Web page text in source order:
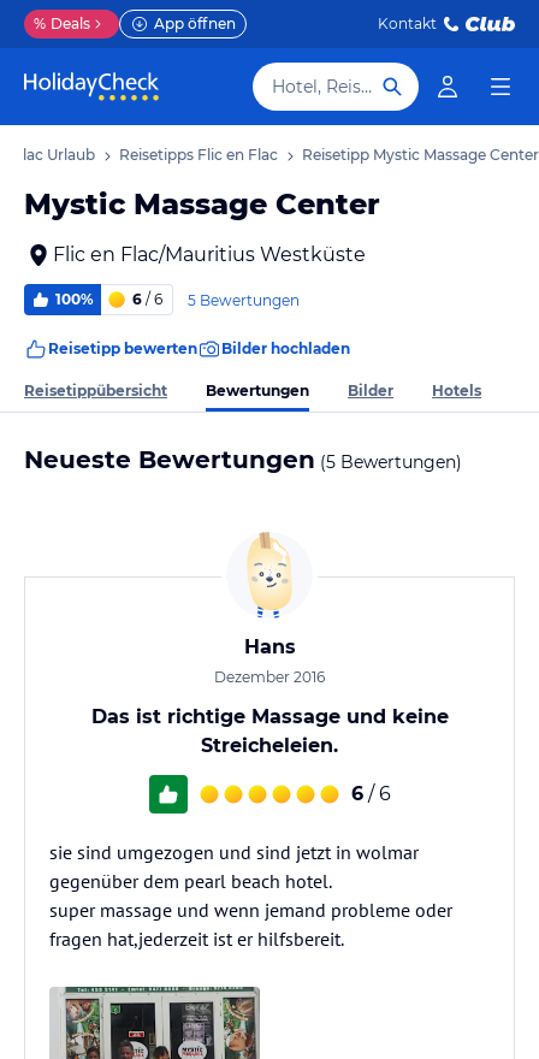
% Deals App öffnen Kontakt
Hotel, Reiseziel
Flac Urlaub Reisetipps Flic en Flac Reisetipp Mystic Massage Center
Mystic Massage Center
Flic en Flac/Mauritius Westküste
100% 6 / 6 5 Bewertungen
Reisetipp bewerten Bilder hochladen
Reisetippübersicht Bewertungen Bilder Hotels
Neueste Bewertungen (5 Bewertungen)
Hans
Dezember 2016
Das ist richtige Massage und keine
Streicheleien.
6 / 6
sie sind umgezogen und sind jetzt in wolmar
gegenüber dem pearl beach hotel.
super massage und wenn jemand probleme oder
fragen hat,jederzeit ist er hilfsbereit.